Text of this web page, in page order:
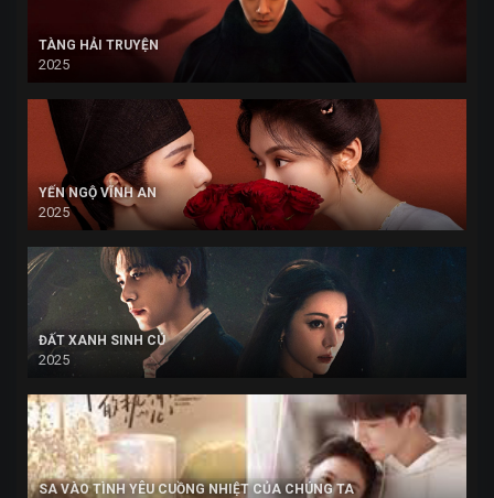
TÀNG HẢI TRUYỆN
2025
YẾN NGỘ VĨNH AN
2025
ĐẤT XANH SINH CÚ
2025
SA VÀO TÌNH YÊU CUỒNG NHIỆT CỦA CHÚNG TA